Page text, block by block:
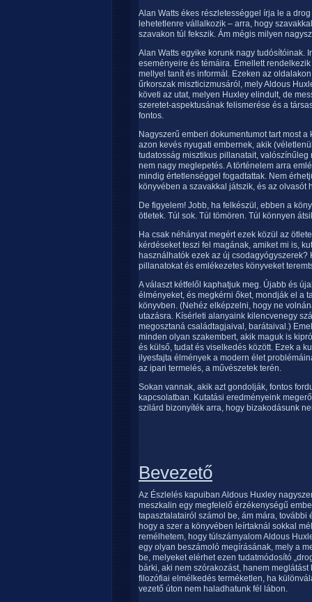
Alan Watts ékes részletességgel írja le a
lehetetlenre vállalkozik – arra, hogy
szavakon túl fekszik. Ám mégis milyen
Alan Watts egyike korunk nagy tudósítóinak.
eseményeire és témáira. Emellett
mellyel tanít és informál. Ezeken az
űrkorszak miszticizmusáról, mely Aldous
követi az utat, melyen Huxley elindult, de
szeretet-aspektusának felismerése és a
fontos.
Nagyszerű emberi dokumentumot tart most
azon kevés nyugati embernek, akik
tudatosság misztikus pillanatait,
nem nagy meglepetés. A történelem arra
mindig értetlenséggel fogadtattak. Nem
könyvében a szavakkal játszik, és az olvasót
De figyelem! Jobb, ha felkészül, ebben a
ötletek. Túl sok. Túl tömören. Túl könnyen
Ha csak néhányat megért ezek közül az
kérdéseket teszi fel magának, amiket mi is,
használhatók ezek az új
pillanatokat és emlékezetes könyveket
A választ kétfelől kaphatjuk meg. Újabb és
élményeket, és megkérni őket, mondják el a
könyvben. (Nehéz elképzelni, hogy ne
utazásra. Kísérleti alanyaink kilencvenegy
megosztaná családtagjaival, barátaival.)
minden olyan szakembert, akik maguk is
és külső, tudat és viselkedés között. Ezek a
ilyesfajta élmények a modern élet
az ipari termelés, a művészetek terén.
Sokan vannak, akik azt gondolják, fontos
kapcsolatban. Kutatási eredményeink
szilárd bizonyíték arra, hogy bizakodásunk
Bevezető
Az Észlelés kapuiban Aldous Huxley
meszkalin egy megfelelő érzékenységű
tapasztalatairól számol be, ám mára,
hogy a szer a könyvében leírtaknál sokkal
remélhetem, hogy túlszárnyalom Aldous
egy olyan beszámoló megírásának, mely a
be, melyeket elérhet ezen tudatmódosító
bárki, aki nem szórakozást, hanem
filozófiai elmélkedés terméketlen, ha
vezető úton nem haladhatunk fél lábon.